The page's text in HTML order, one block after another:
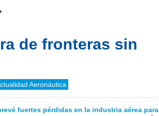
de fronteras sin
Aeronáutica
fuertes pérdidas en la industria aérea para